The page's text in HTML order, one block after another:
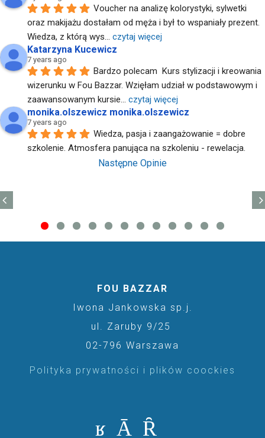
Voucher na analizę kolorystyki, sylwetki
oraz makijażu dostałam od męża i był to wspaniały prezent.
Wiedza, z którą wys... czytaj więcej
Katarzyna Kucewicz
7 years ago
Bardzo polecam  Kurs stylizacji i kreowania
wizerunku w Fou Bazzar. Wzięłam udział w podstawowym i
zaawansowanym kursie... czytaj więcej
monika.olszewicz monika.olszewicz
7 years ago
Wiedza, pasja i zaangażowanie = dobre
szkolenie. Atmosfera panująca na szkoleniu - rewelacja.
Następne Opinie
FOU BAZZAR
Iwona Jankowska sp.j.
ul. Zaruby 9/25
02-796 Warszawa
Polityka prywatności i plików coockies